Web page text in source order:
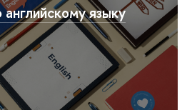
языку